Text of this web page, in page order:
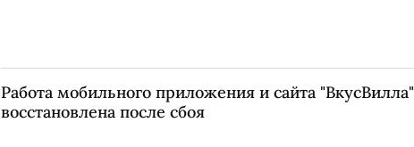
Работа мобильного приложения и сайта "ВкусВилла"
восстановлена после сбоя